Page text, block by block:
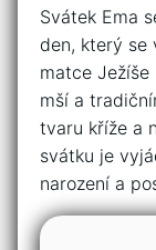
Svátek Ema
den, který se
matce Ježíše
mší a
tvaru kříže a
svátku je
narození a